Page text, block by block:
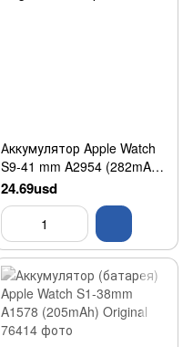
Аккумулятор Apple Watch
S9-41 mm A2954 (282mAh)
Original
24.69usd